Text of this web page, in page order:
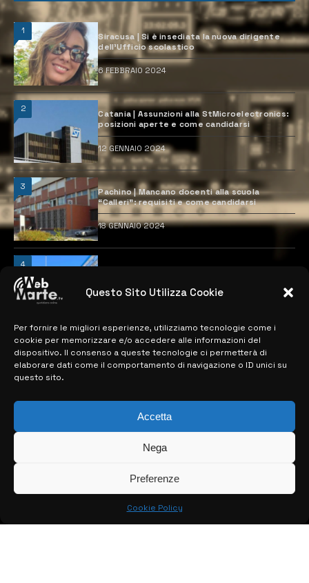
Questo Sito Utilizza Cookie
Per fornire le migliori esperienze, utilizziamo tecnologie come i
cookie per memorizzare e/o accedere alle informazioni del
dispositivo. Il consenso a queste tecnologie ci permetterà di
elaborare dati come il comportamento di navigazione o ID unici su
questo sito.
Accetta
Nega
Preferenze
Cookie Policy
1
Siracusa | Si è insediata la nuova dirigente
dell’Ufficio scolastico
6 FEBBRAIO 2024
2
Catania | Assunzioni alla StMicroelectronics:
posizioni aperte e come candidarsi
12 GENNAIO 2024
3
Pachino | Mancano docenti alla scuola
“Calleri”: requisiti e come candidarsi
18 GENNAIO 2024
4
previste
MAPPA DEL SITO